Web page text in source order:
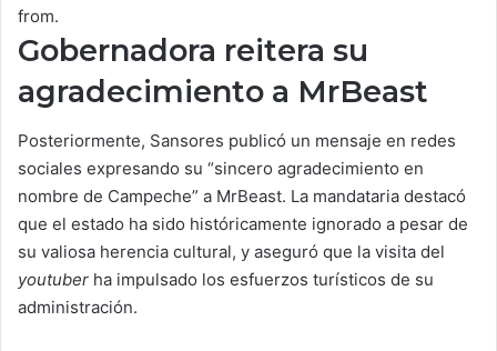
from.
Gobernadora reitera su
agradecimiento a MrBeast
Posteriormente, Sansores publicó un mensaje en redes
sociales expresando su “sincero agradecimiento en
nombre de Campeche” a MrBeast. La mandataria destacó
que el estado ha sido históricamente ignorado a pesar de
su valiosa herencia cultural, y aseguró que la visita del
youtuber ha impulsado los esfuerzos turísticos de su
administración.